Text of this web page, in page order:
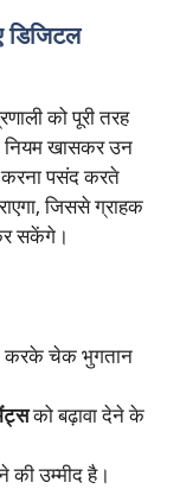
को पूरी तरह
नियम खासकर उन
करना पसंद करते
जिससे ग्राहक
सकेंगे।
करके चेक भुगतान
को बढ़ावा देने के
की उम्मीद है।